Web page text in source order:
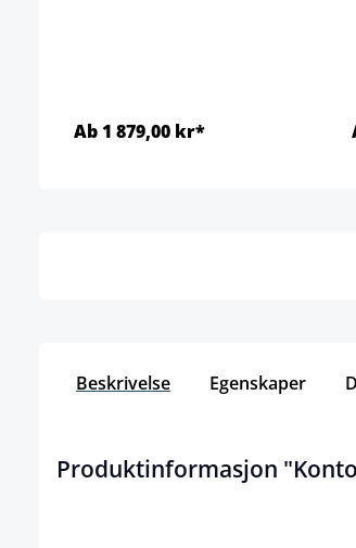
Ab 1 879,00 kr*
Beskrivelse Egenskaper
Produktinformasjon